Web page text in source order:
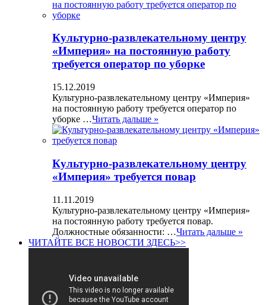
Культурно-развлекательному центру
«Империя» на постоянную работу
требуется оператор по уборке
15.12.2019
Культурно-развлекательному центру «Империя»
на постоянную работу требуется оператор по
уборке …Читать дальше »
Культурно-развлекательному центру
«Империя» требуется повар
11.11.2019
Культурно-развлекательному центру «Империя»
на постоянную работу требуется повар.
Должностные обязанности: …Читать дальше »
ЧИТАЙТЕ ВСЕ НОВОСТИ ЗДЕСЬ>>